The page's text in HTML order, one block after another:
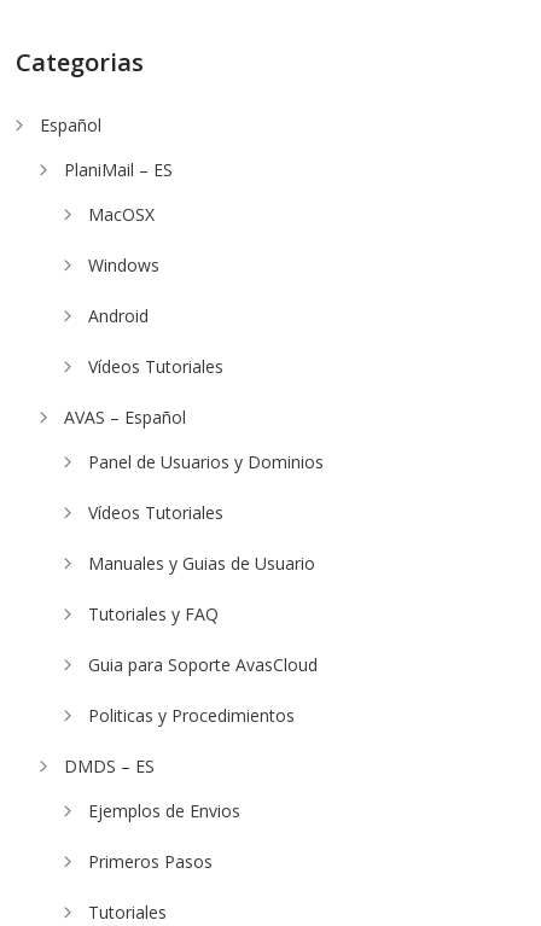
Categorias
Español
PlaniMail – ES
MacOSX
Windows
Android
Vídeos Tutoriales
AVAS – Español
Panel de Usuarios y Dominios
Vídeos Tutoriales
Manuales y Guias de Usuario
Tutoriales y FAQ
Guia para Soporte AvasCloud
Politicas y Procedimientos
DMDS – ES
Ejemplos de Envios
Primeros Pasos
Tutoriales